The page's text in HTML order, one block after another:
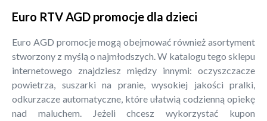
Euro RTV AGD promocje dla dzieci
Euro AGD promocje mogą obejmować również asortyment
stworzony z myślą o najmłodszych. W katalogu tego sklepu
internetowego znajdziesz między innymi: oczyszczacze
powietrza, suszarki na pranie, wysokiej jakości pralki,
odkurzacze automatyczne, które ułatwią codzienną opiekę
nad maluchem. Jeżeli chcesz wykorzystać kupon